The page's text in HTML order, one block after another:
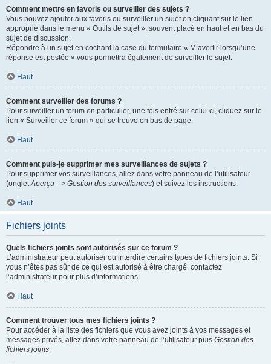
Comment mettre en favoris ou surveiller des sujets ?
Vous pouvez ajouter aux favoris ou surveiller un sujet en cliquant sur le lien
approprié dans le menu « Outils de sujet », souvent placé en haut et en bas du
sujet de discussion.
Répondre à un sujet en cochant la case du formulaire « M’avertir lorsqu’une
réponse est postée » vous permettra également de surveiller le sujet.
Haut
Comment surveiller des forums ?
Pour surveiller un forum en particulier, une fois entré sur celui-ci, cliquez sur le
lien « Surveiller ce forum » qui se trouve en bas de page.
Haut
Comment puis-je supprimer mes surveillances de sujets ?
Pour supprimer vos surveillances, allez dans votre panneau de l’utilisateur
(ongletAperçu --> Gestion des surveillances) et suivez les instructions.
Haut
Fichiers joints
Quels fichiers joints sont autorisés sur ce forum ?
L’administrateur peut autoriser ou interdire certains types de fichiers joints. Si
vous n’êtes pas sûr de ce qui est autorisé à être chargé, contactez
l’administrateur pour plus d’informations.
Haut
Comment trouver tous mes fichiers joints ?
Pour accéder à la liste des fichiers que vous avez joints à vos messages et
messages privés, allez dans votre panneau de l’utilisateur puis Gestion des
fichiers joints.